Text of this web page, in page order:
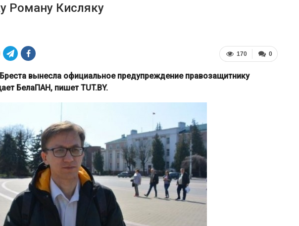
Роману Кисляку
0
170
вынесла официальное предупреждение правозащитнику
БелаПАН, пишет TUT.BY.